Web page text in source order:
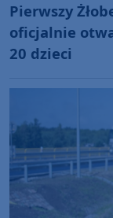
Pierwszy
oficjalnie
20 dzieci